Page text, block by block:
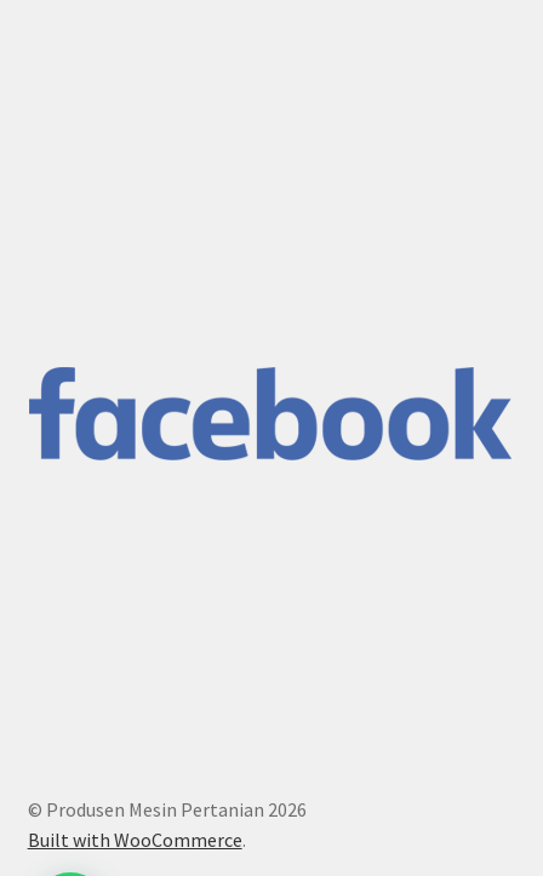
© Produsen Mesin Pertanian 2026
Built with WooCommerce.